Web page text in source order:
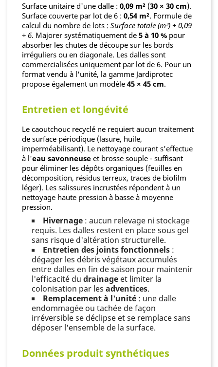
Surface unitaire d'une dalle : 0,09 m² (30 × 30 cm).
Surface couverte par lot de 6 : 0,54 m². Formule de
calcul du nombre de lots : Surface totale (m²) ÷ 0,09
÷ 6. Majorer systématiquement de 5 à 10 % pour
absorber les chutes de découpe sur les bords
irréguliers ou en diagonale. Les dalles sont
commercialisées uniquement par lot de 6. Pour un
format vendu à l'unité, la gamme Jardiprotec
propose également un modèle 45 × 45 cm.
Entretien et longévité
Le caoutchouc recyclé ne requiert aucun traitement
de surface périodique (lasure, huile,
imperméabilisant). Le nettoyage courant s'effectue
à l'eau savonneuse et brosse souple - suffisant
pour éliminer les dépôts organiques (feuilles en
décomposition, résidus terreux, traces de biofilm
léger). Les salissures incrustées répondent à un
nettoyage haute pression à basse à moyenne
pression.
Hivernage : aucun relevage ni stockage
requis. Les dalles restent en place sous gel
sans risque d'altération structurelle.
Entretien des joints fonctionnels :
dégager les débris végétaux accumulés
entre dalles en fin de saison pour maintenir
l'efficacité du drainage et limiter la
colonisation par les adventices.
Remplacement à l'unité : une dalle
endommagée ou tachée de façon
irréversible se déclipse et se remplace sans
déposer l'ensemble de la surface.
Données produit synthétiques